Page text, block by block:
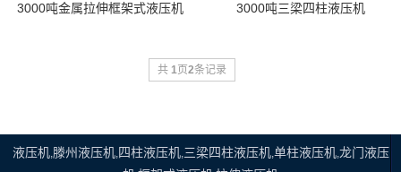
3000吨金属拉伸框架式液压机 3000吨三梁四柱液压机
共 1页2条记录
液压机,滕州液压机,四柱液压机,三梁四柱液压机,单柱液压机,龙门液压